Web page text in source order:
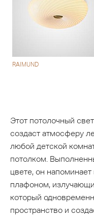
RAIMUND
Этот потолочный
создаст атмосферу
любой детской
потолком.
цвете, он
плафоном,
который
пространство и